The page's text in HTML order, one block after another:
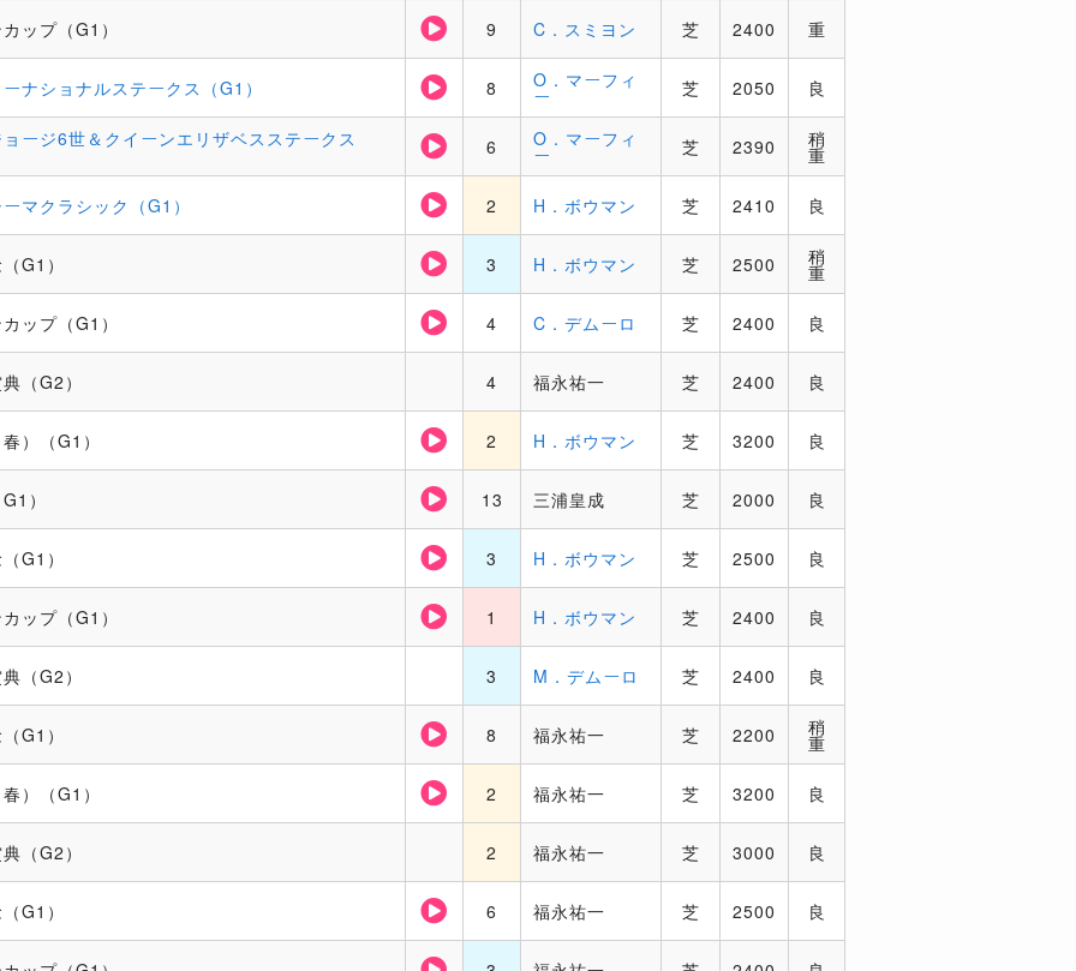
ップ（G1） 9 C．スミヨン 芝 2400 重
ナショナルステークス（G1） 8 O．マーフィ
ー 芝 2050 良
ージ6世＆クイーンエリザベスステークス 6 O．マーフィ
ー 芝 2390 稍
重
マクラシック（G1） 2 H．ボウマン 芝 2410 良
G1） 3 H．ボウマン 芝 2500 稍
重
ップ（G1） 4 C．デムーロ 芝 2400 良
（G2） 4 福永祐一 芝 2400 良
）（G1） 2 H．ボウマン 芝 3200 良
） 13 三浦皇成 芝 2000 良
G1） 3 H．ボウマン 芝 2500 良
ップ（G1） 1 H．ボウマン 芝 2400 良
（G2） 3 M．デムーロ 芝 2400 良
G1） 8 福永祐一 芝 2200 稍
重
）（G1） 2 福永祐一 芝 3200 良
（G2） 2 福永祐一 芝 3000 良
G1） 6 福永祐一 芝 2500 良